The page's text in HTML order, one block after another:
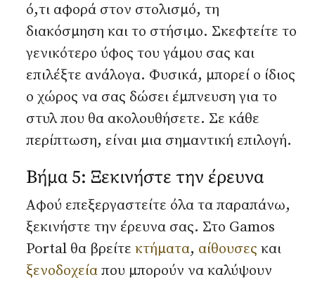
ό,τι αφορά στον στολισμό, τη
διακόσμηση και το στήσιμο. Σκεφτείτε το
γενικότερο ύφος του γάμου σας και
επιλέξτε ανάλογα. Φυσικά, μπορεί ο ίδιος
ο χώρος να σας δώσει έμπνευση για το
στυλ που θα ακολουθήσετε. Σε κάθε
περίπτωση, είναι μια σημαντική επιλογή.
Βήμα 5: Ξεκινήστε την έρευνα
Αφού επεξεργαστείτε όλα τα παραπάνω,
ξεκινήστε την έρευνα σας. Στο Gamos
Portal θα βρείτε κτήματα, αίθουσες και
ξενοδοχείαπου μπορούν να καλύψουν